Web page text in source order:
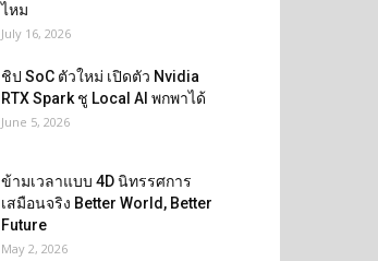
ไหม
July 16, 2026
ชิป SoC ตัวใหม่ เปิดตัว Nvidia
RTX Spark ชู Local AI พกพาได้
June 5, 2026
ข้ามเวลาแบบ 4D นิทรรศการ
เสมือนจริง Better World, Better
Future
May 2, 2026